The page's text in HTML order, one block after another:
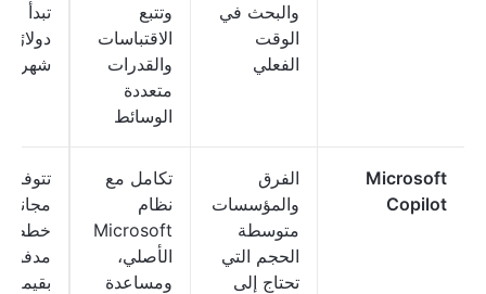
والبحث في
الوقت
الفعلي
وتتبع
الاقتباسات
والقدرات
متعددة
الوسائط
دولارًا
شهريًا
Microsoft
Copilot
الفرق
والمؤسسات
متوسطة
الحجم التي
تحتاج إلى
تكامل مع
نظام
Microsoft
الأصلي،
ومساعدة
تتوفر
مجانية؛
خطط